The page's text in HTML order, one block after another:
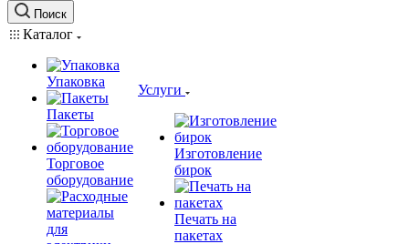
Поиск
Каталог
Упаковка
Пакеты
Торговое
оборудование
Услуги
Изготовление
бирок
Печать на
пакетах